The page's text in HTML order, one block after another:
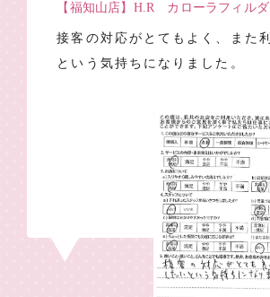
【福知山店】H.R カローラフィル
接客の対応がとてもよく、また
という気持ちになりました。